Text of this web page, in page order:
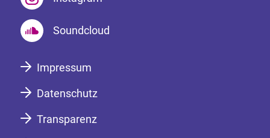
Soundcloud
Impressum
Datenschutz
Transparenz